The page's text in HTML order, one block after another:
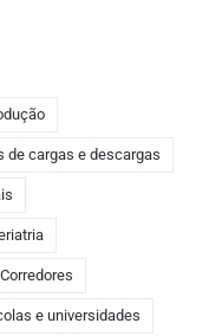
de cargas e descargas
Corredores
e universidades